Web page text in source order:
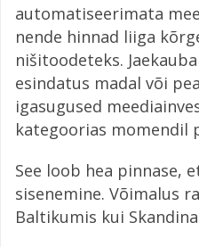
automatiseerimata
nende hinnad liiga
nišitoodeteks.
esindatus madal või
igasugused
kategoorias momendil
See loob hea pinnase,
sisenemine. Võimalus
Baltikumis kui